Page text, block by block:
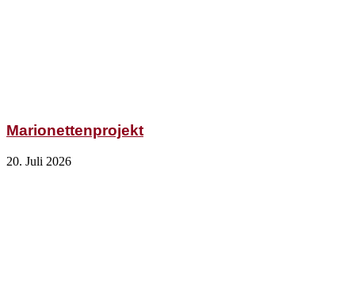
Marionettenprojekt
20. Juli 2026